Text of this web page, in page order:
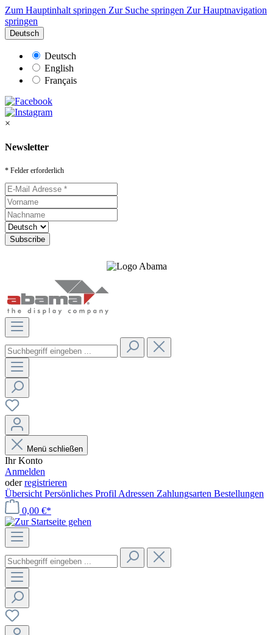
Zum Hauptinhalt springen Zur Suche springen Zur Hauptnavigation
springen
Deutsch
Deutsch
English
Français
×
Newsletter
* Felder erforderlich
Menü schließen
Ihr Konto
Anmelden
oderregistrieren
Übersicht Persönliches Profil Adressen Zahlungsarten Bestellungen
0,00 €*